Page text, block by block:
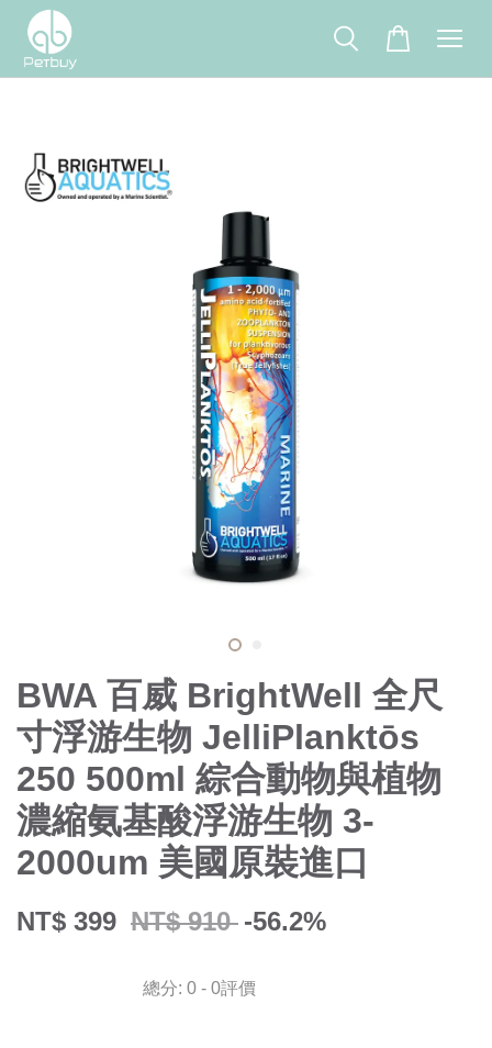
BWA 百威 BrightWell 全尺
寸浮游生物 JelliPlanktōs
250 500ml 綜合動物與植物
濃縮氨基酸浮游生物 3-
2000um 美國原裝進口
NT$ 399 NT$ 910 -56.2%
總分: 0 - 0評價